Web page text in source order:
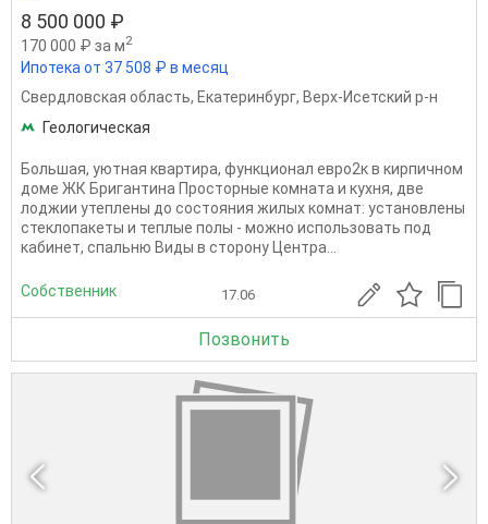
8 500 000 ₽
170 000 ₽ за м2
Ипотека от 37 508 ₽ в месяц
Свердловская область, Екатеринбург, Верх-Исетский р-н
Геологическая
Большая, уютная квартира, функционал евро2к в кирпичном
доме ЖК Бригантина Просторные комната и кухня, две
лоджии утеплены до состояния жилых комнат: установлены
стеклопакеты и теплые полы - можно использовать под
кабинет, спальню Виды в сторону Центра...
Собственник 17.06
Позвонить